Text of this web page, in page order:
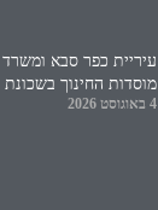
עיריית כפר סבא
מוסדות החינוך
4 באוגוסט 2026